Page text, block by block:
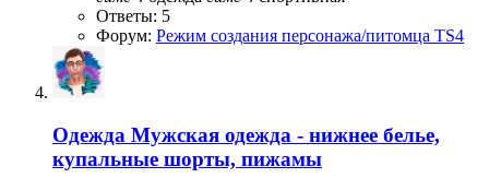
Ответы: 5
Форум: Режим создания персонажа/питомца TS4
Одежда Мужская одежда - нижнее белье,
купальные шорты, пижамы